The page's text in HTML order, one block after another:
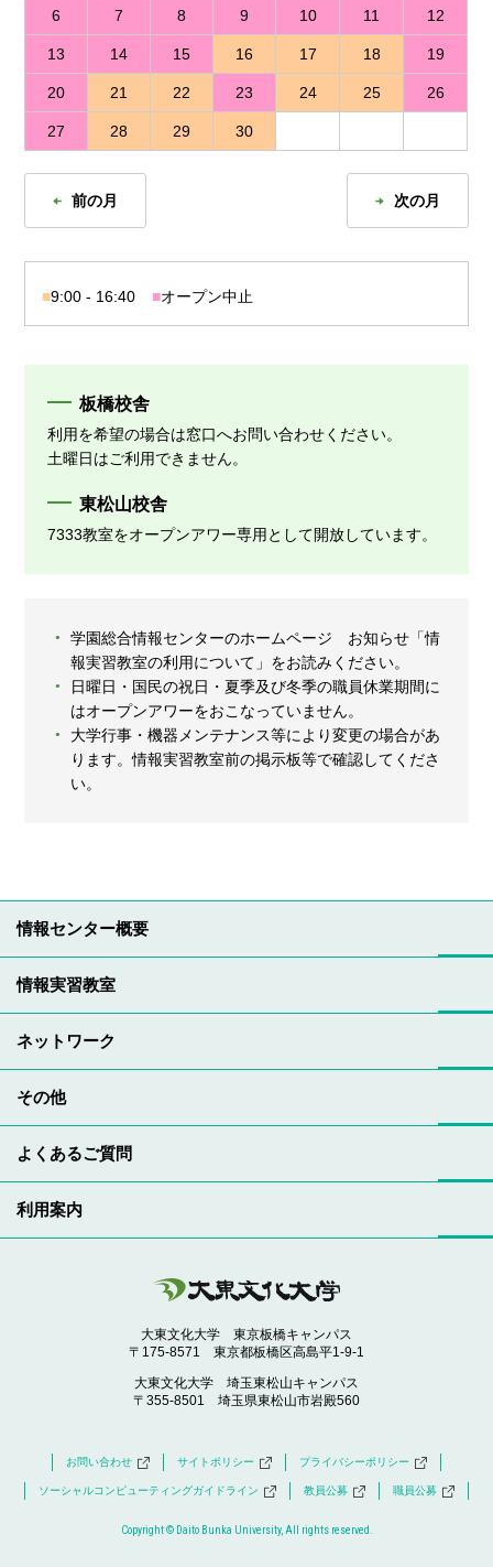
6 7 8 9 10 11 12
13 14 15 16 17 18 19
20 21 22 23 24 25 26
27 28 29 30
前の月 次の月
■9:00 - 16:40 ■オープン中止
板橋校舎
利用を希望の場合は窓口へお問い合わせください。
土曜日はご利用できません。
東松山校舎
7333教室をオープンアワー専用として開放しています。
学園総合情報センターのホームページ お知らせ「情
報実習教室の利用について」をお読みください。
日曜日・国民の祝日・夏季及び冬季の職員休業期間に
はオープンアワーをおこなっていません。
大学行事・機器メンテナンス等により変更の場合があ
ります。情報実習教室前の掲示板等で確認してくださ
い。
大東文化大学 東京板橋キャンパス
〒175-8571 東京都板橋区高島平1-9-1
大東文化大学 埼玉東松山キャンパス
〒355-8501 埼玉県東松山市岩殿560
お問い合わせ サイトポリシー プライバシーポリシー
ソーシャルコンピューティングガイドライン 教員公募 職員公募
情報センター概要
情報実習教室
ネットワーク
その他
よくあるご質問
利用案内
Copyright © Daito Bunka University, All rights reserved.